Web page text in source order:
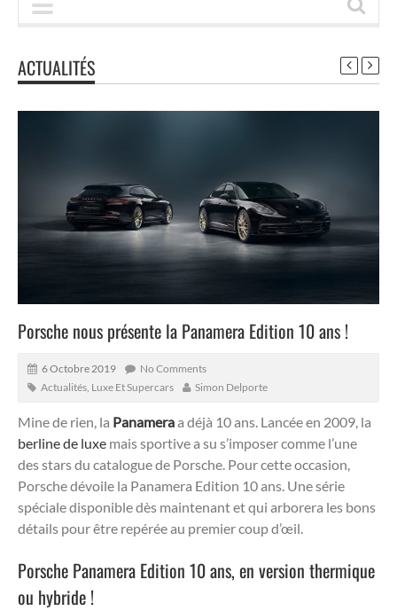
ACTUALITÉS
Porsche nous présente la Panamera Edition 10 ans !
6 Octobre 2019
No Comments
Actualités Luxe Et Supercars Simon Delporte
Mine de rien, la Panameraa déjà 10 ans. Lancée en 2009, la
berline de luxe mais sportive a su s’imposer comme l’une
des stars du catalogue de Porsche. Pour cette occasion,
Porsche dévoile la Panamera Edition 10 ans. Une série
spéciale disponible dès maintenant et qui arborera les bons
détails pour être repérée au premier coup d’œil.
Porsche Panamera Edition 10 ans, en version thermique
ou hybride !